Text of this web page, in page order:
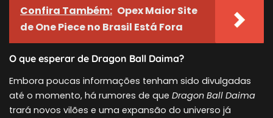
Confira Também: Opex Maior Site
de One Piece no Brasil Está Fora
O que esperar de Dragon Ball Daima?
Embora poucas informações tenham sido divulgadas
até o momento, há rumores de que Dragon Ball Daima
trará novos vilões e uma expansão do universo já